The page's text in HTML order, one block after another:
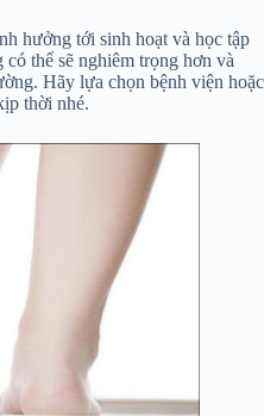
hưởng tới sinh hoạt và học tập
thể sẽ nghiêm trọng hơn và
Hãy lựa chọn bệnh viện hoặc
thời nhé.